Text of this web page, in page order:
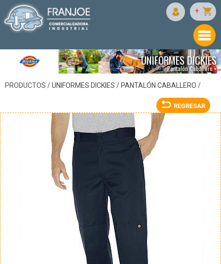
+
UNIFORMES DICKIES
Pantalón Caballero •
PRODUCTOS /UNIFORMES DICKIES / PANTALÓN CABALLERO /
REGRESAR